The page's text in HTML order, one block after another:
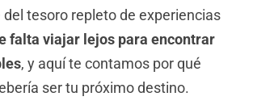
tesoro repleto de experiencias
falta viajar lejos para encontrar
, y aquí te contamos por qué
ser tu próximo destino.